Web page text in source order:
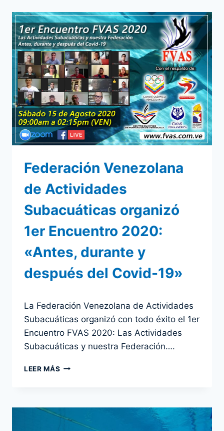
TIRO
SUBACUÁTICO
2022
–
FUAS,
URUGUAY
Federación Venezolana
de Actividades
Subacuáticas organizó
1er Encuentro 2020:
«Antes, durante y
después del Covid-19»
admin
La Federación Venezolana de Actividades
Subacuáticas organizó con todo éxito el 1er
Encuentro FVAS 2020: Las Actividades
Subacuáticas y nuestra Federación….
LEER MÁS FEDERACIÓN
SUBACUÁTICAS
ORGANIZÓ